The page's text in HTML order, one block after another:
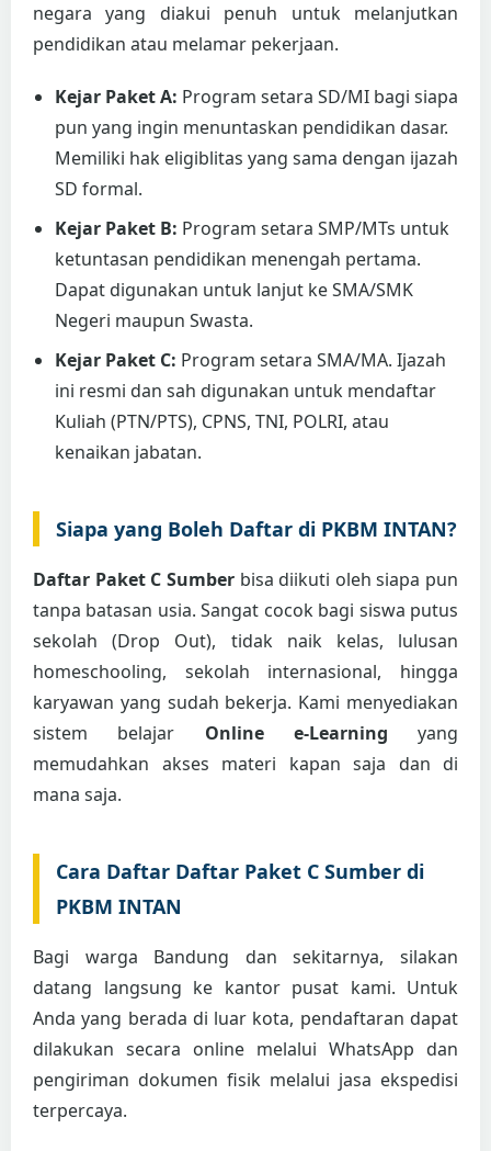
negara yang diakui penuh untuk melanjutkan
pendidikan atau melamar pekerjaan.
Kejar Paket A: Program setara SD/MI bagi siapa
pun yang ingin menuntaskan pendidikan dasar.
Memiliki hak eligiblitas yang sama dengan ijazah
SD formal.
Kejar Paket B: Program setara SMP/MTs untuk
ketuntasan pendidikan menengah pertama.
Dapat digunakan untuk lanjut ke SMA/SMK
Negeri maupun Swasta.
Kejar Paket C: Program setara SMA/MA. Ijazah
ini resmi dan sah digunakan untuk mendaftar
Kuliah (PTN/PTS), CPNS, TNI, POLRI, atau
kenaikan jabatan.
Siapa yang Boleh Daftar di PKBM INTAN?
Daftar Paket C Sumberbisa diikuti oleh siapa pun
tanpa batasan usia. Sangat cocok bagi siswa putus
sekolah (Drop Out), tidak naik kelas, lulusan
homeschooling, sekolah internasional, hingga
karyawan yang sudah bekerja. Kami menyediakan
sistem belajar Online e-Learning yang
memudahkan akses materi kapan saja dan di
mana saja.
Cara Daftar Daftar Paket C Sumber di
PKBM INTAN
Bagi warga Bandung dan sekitarnya, silakan
datang langsung ke kantor pusat kami. Untuk
Anda yang berada di luar kota, pendaftaran dapat
dilakukan secara online melalui WhatsApp dan
pengiriman dokumen fisik melalui jasa ekspedisi
terpercaya.